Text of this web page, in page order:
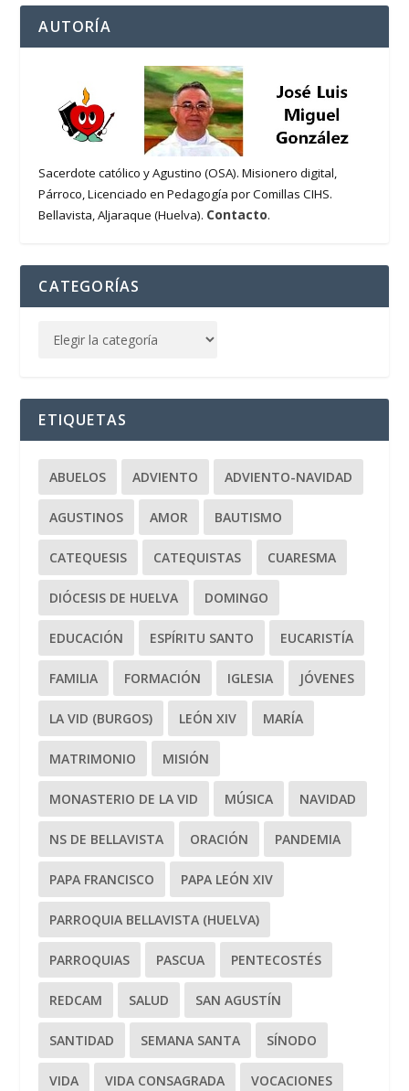
AUTORÍA
Sacerdote católico y Agustino (OSA). Misionero digital,
Párroco, Licenciado en Pedagogía por Comillas CIHS.
Bellavista, Aljaraque (Huelva). Contacto.
CATEGORÍAS
ETIQUETAS
ABUELOS ADVIENTO ADVIENTO-NAVIDAD
AGUSTINOS AMOR BAUTISMO
CATEQUESIS CATEQUISTAS CUARESMA
DIÓCESIS DE HUELVA DOMINGO
EDUCACIÓN ESPÍRITU SANTO EUCARISTÍA
FAMILIA FORMACIÓN IGLESIA JÓVENES
LA VID (BURGOS) LEÓN XIV MARÍA
MATRIMONIO MISIÓN
MONASTERIO DE LA VID MÚSICA NAVIDAD
NS DE BELLAVISTA ORACIÓN PANDEMIA
PAPA FRANCISCO PAPA LEÓN XIV
PARROQUIA BELLAVISTA (HUELVA)
PARROQUIAS PASCUA PENTECOSTÉS
REDCAM SALUD SAN AGUSTÍN
SANTIDAD SEMANA SANTA SÍNODO
VIDA VIDA CONSAGRADA VOCACIONES